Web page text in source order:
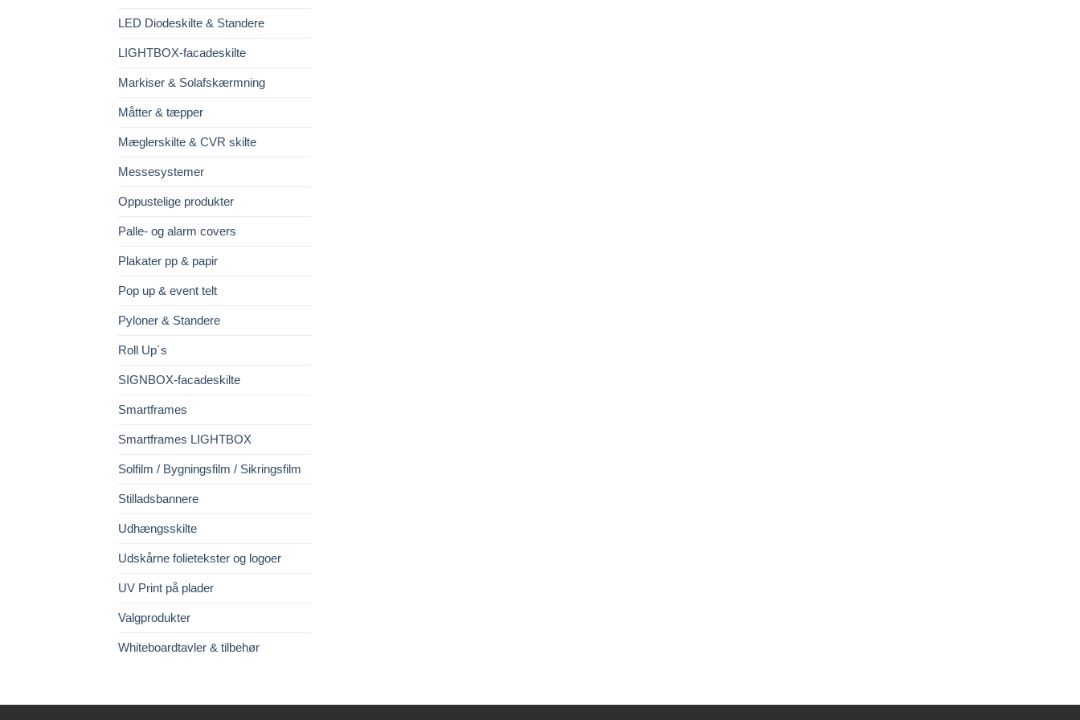
LED Diodeskilte & Standere
LIGHTBOX-facadeskilte
Markiser & Solafskærmning
Måtter & tæpper
Mæglerskilte & CVR skilte
Messesystemer
Oppustelige produkter
Palle- og alarm covers
Plakater pp & papir
Pop up & event telt
Pyloner & Standere
Roll Up´s
SIGNBOX-facadeskilte
Smartframes
Smartframes LIGHTBOX
Solfilm / Bygningsfilm / Sikringsfilm
Stilladsbannere
Udhængsskilte
Udskårne folietekster og logoer
UV Print på plader
Valgprodukter
Whiteboardtavler & tilbehør